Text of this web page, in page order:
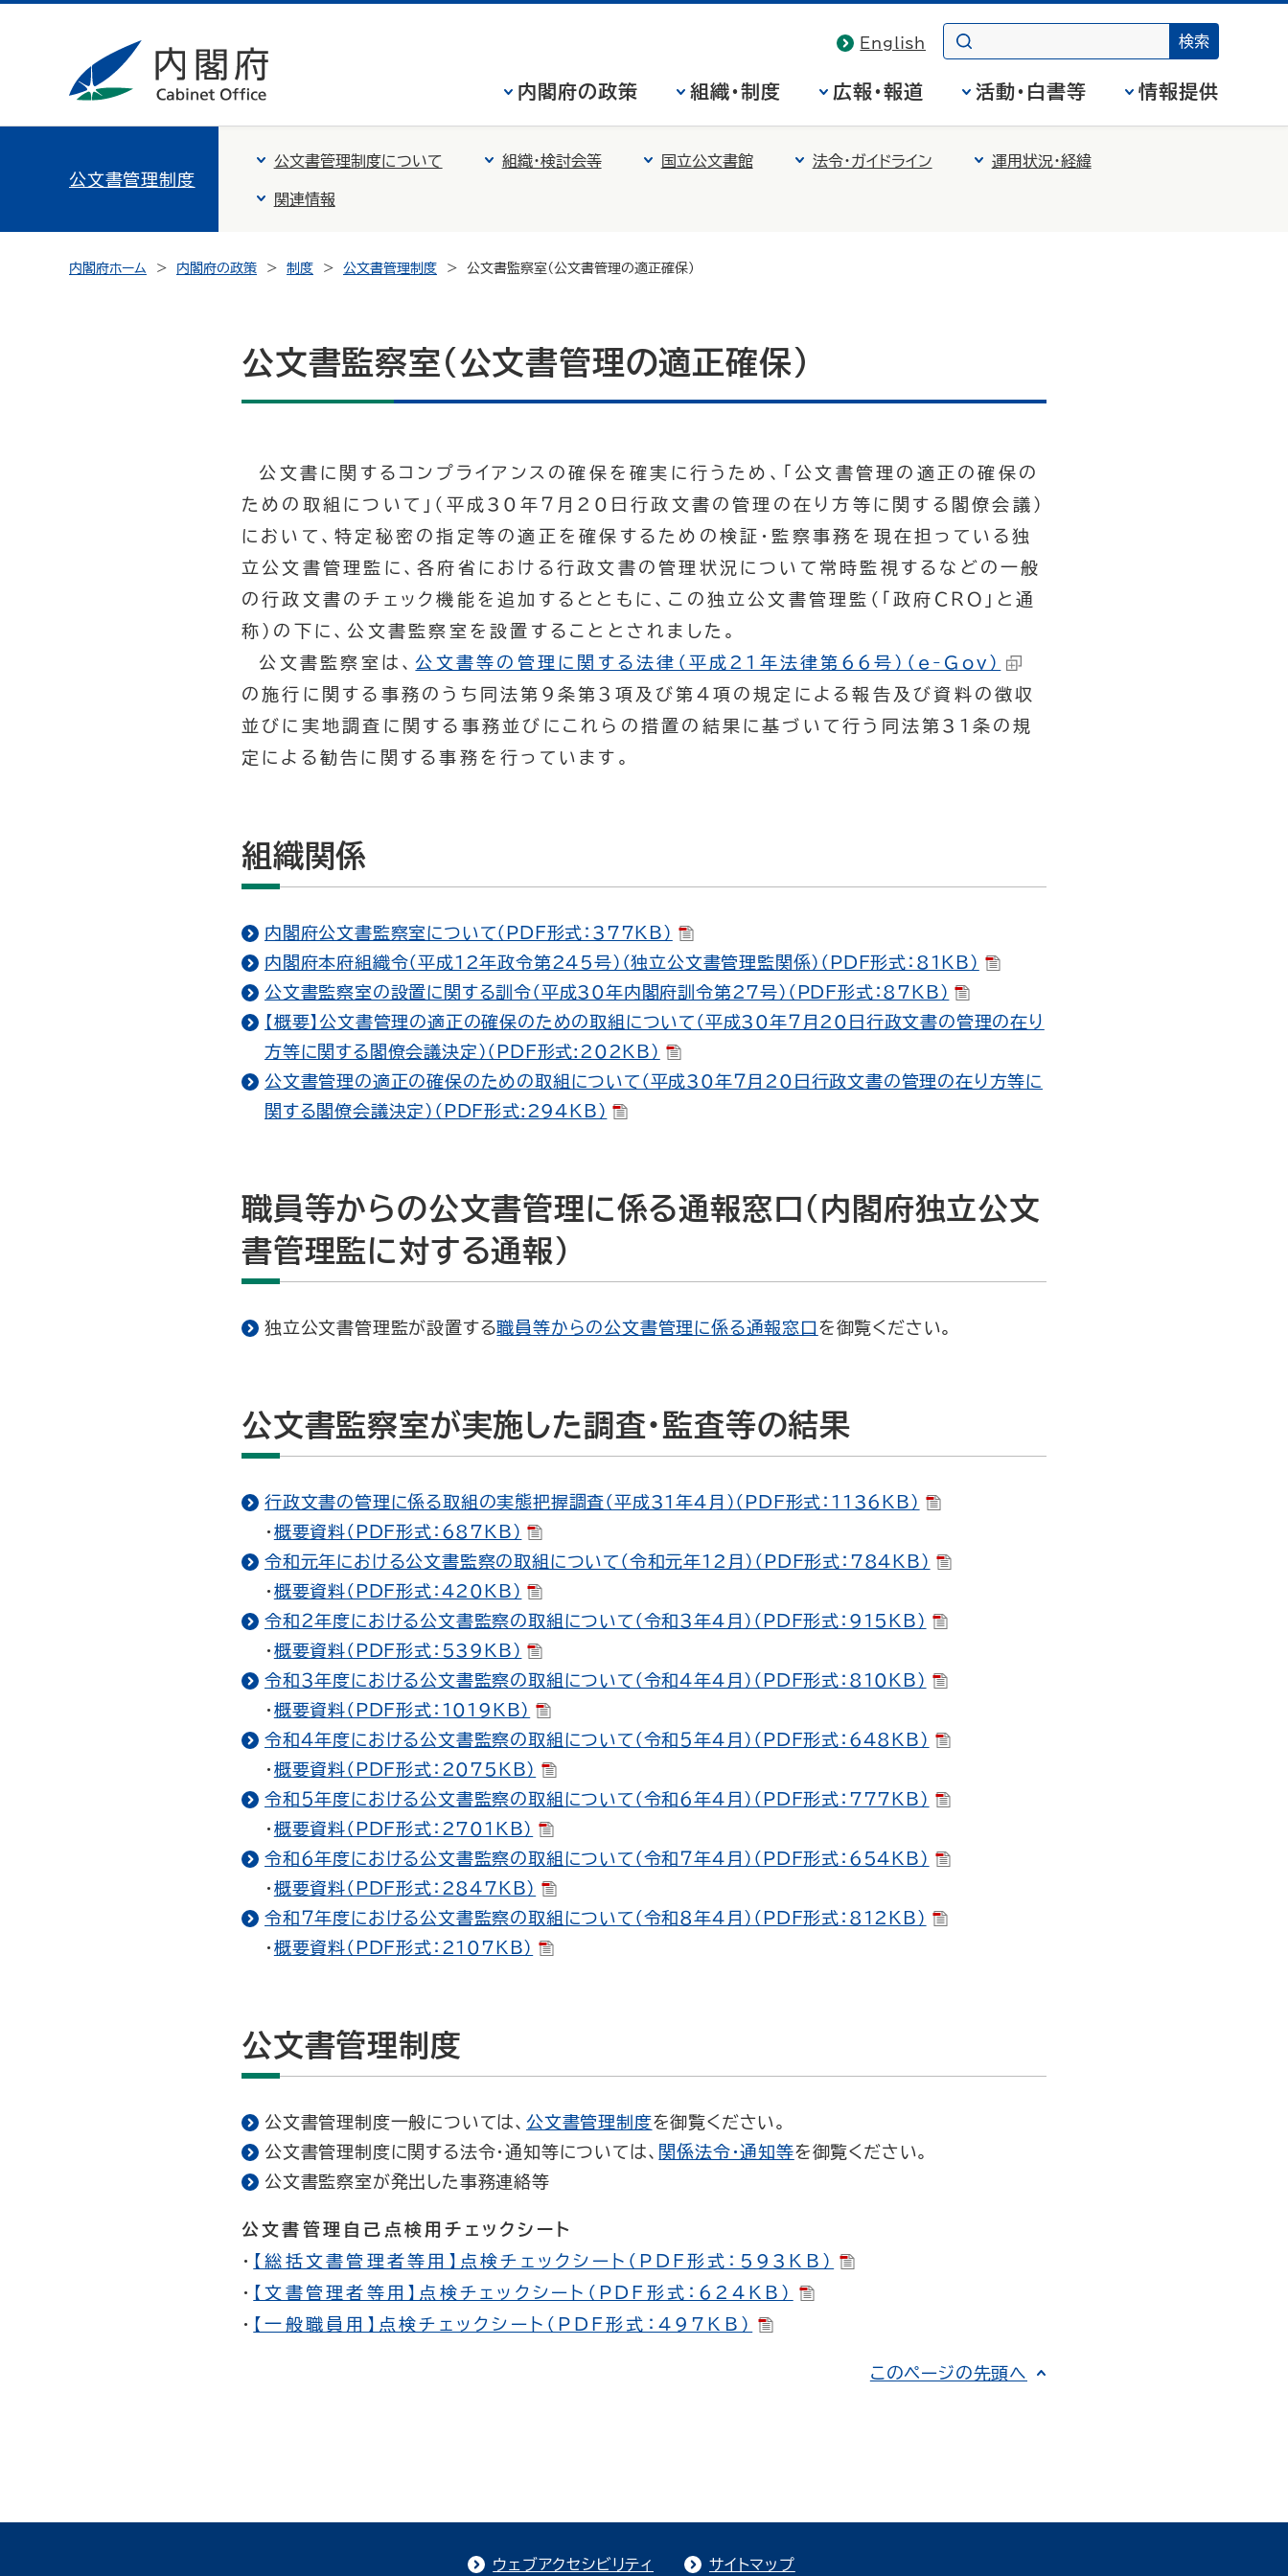
English
内閣府の政策 組織・制度 広報・報道 活動・白書等 情報提供
公文書管理制度
公文書管理制度について 組織・検討会等 国立公文書館 法令・ガイドライン 運用状況・経緯
関連情報
内閣府ホーム 内閣府の政策 制度 公文書管理制度 公文書監察室（公文書管理の適正確保）
公文書監察室（公文書管理の適正確保）
公文書に関するコンプライアンスの確保を確実に行うため、「公文書管理の適正の確保の
ための取組について」（平成30年７月20日行政文書の管理の在り方等に関する閣僚会議）
において、特定秘密の指定等の適正を確保するための検証・監察事務を現在担っている独
立公文書管理監に、各府省における行政文書の管理状況について常時監視するなどの一般
の行政文書のチェック機能を追加するとともに、この独立公文書管理監（「政府ＣＲＯ」と通
称）の下に、公文書監察室を設置することとされました。
公文書監察室は、 公文書等の管理に関する法律（平成21年法律第66号）（e-Gov）
の施行に関する事務のうち同法第９条第３項及び第４項の規定による報告及び資料の徴収
並びに実地調査に関する事務並びにこれらの措置の結果に基づいて行う同法第31条の規
定による勧告に関する事務を行っています。
組織関係
内閣府公文書監察室について（PDF形式：377KB）
内閣府本府組織令（平成12年政令第245号）（独立公文書管理監関係）（PDF形式：81KB）
公文書監察室の設置に関する訓令（平成30年内閣府訓令第27号）（PDF形式：87KB）
【概要】公文書管理の適正の確保のための取組について（平成30年７月20日行政文書の管理の在り
方等に関する閣僚会議決定）（PDF形式:202KB）
公文書管理の適正の確保のための取組について（平成30年７月20日行政文書の管理の在り方等に
関する閣僚会議決定）（PDF形式:294KB）
職員等からの公文書管理に係る通報窓口（内閣府独立公文
書管理監に対する通報）
独立公文書管理監が設置する職員等からの公文書管理に係る通報窓口 を御覧ください。
公文書監察室が実施した調査・監査等の結果
行政文書の管理に係る取組の実態把握調査（平成31年４月）（PDF形式：1136KB）
・ 概要資料（PDF形式：687KB）
令和元年における公文書監察の取組について（令和元年12月）（PDF形式：784KB）
・ 概要資料（PDF形式：420KB）
令和２年度における公文書監察の取組について（令和３年４月）（PDF形式：915KB）
・ 概要資料（PDF形式：539KB）
令和３年度における公文書監察の取組について（令和４年４月）（PDF形式：810KB）
・ 概要資料（PDF形式：1019KB）
令和４年度における公文書監察の取組について（令和５年４月）（PDF形式：648KB）
・ 概要資料（PDF形式：2075KB）
令和５年度における公文書監察の取組について（令和６年４月）（PDF形式：777KB）
・ 概要資料（PDF形式：2701KB）
令和６年度における公文書監察の取組について（令和７年４月）（PDF形式：654KB）
・ 概要資料（PDF形式：2847KB）
令和７年度における公文書監察の取組について（令和８年４月）（PDF形式：812KB）
・ 概要資料（PDF形式：2107KB）
公文書管理制度
公文書管理制度一般については、 公文書管理制度を御覧ください。
公文書管理制度に関する法令・通知等については、 関係法令・通知等を御覧ください。
公文書監察室が発出した事務連絡等
公文書管理自己点検用チェックシート
・ 【総括文書管理者等用】点検チェックシート（PDF形式：593KB）
・ 【文書管理者等用】点検チェックシート（PDF形式：624KB）
・ 【一般職員用】点検チェックシート（PDF形式：497KB）
このページの先頭へ
ウェブアクセシビリティ サイトマップ